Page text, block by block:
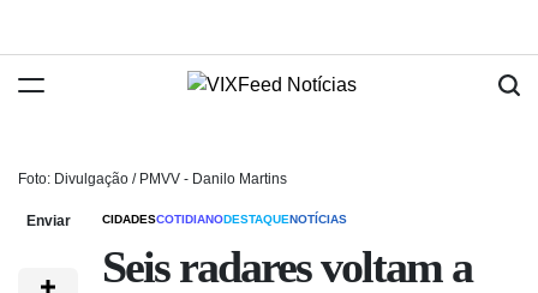
Foto: Divulgação / PMVV - Danilo Martins
Enviar CIDADESCOTIDIANODESTAQUENOTÍCIAS
Seis radares voltam a